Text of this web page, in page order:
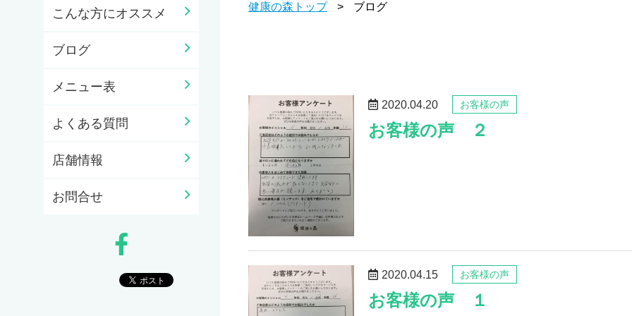
こんな方にオススメ
ブログ
メニュー表
よくある質問
店舗情報
お問合せ
健康の森トップ ブログ
2020.04.20 お客様の声
お客様の声 ２
2020.04.15 お客様の声
お客様の声 １